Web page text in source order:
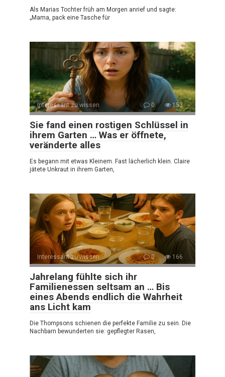
Als Marias Tochter früh am Morgen anrief und sagte:
„Mama, pack eine Tasche für
Interessant zu wissen 0 153
Sie fand einen rostigen Schlüssel in
ihrem Garten … Was er öffnete,
veränderte alles
Es begann mit etwas Kleinem. Fast lächerlich klein. Claire
jätete Unkraut in ihrem Garten,
Interessant zu wissen 0 166
Jahrelang fühlte sich ihr
Familienessen seltsam an … Bis
eines Abends endlich die Wahrheit
ans Licht kam
Die Thompsons schienen die perfekte Familie zu sein. Die
Nachbarn bewunderten sie: gepflegter Rasen,